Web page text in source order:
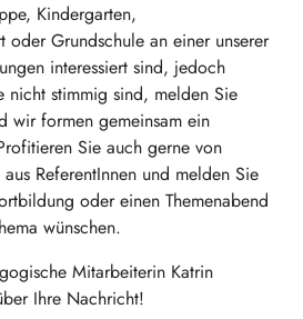
Kindergarten,
oder Grundschule an einer unserer
interessiert sind, jedoch
nicht stimmig sind, melden Sie
wir formen gemeinsam ein
Sie auch gerne von
ReferentInnen und melden Sie
oder einen Themenabend
wünschen.
Mitarbeiterin Katrin
Ihre Nachricht!